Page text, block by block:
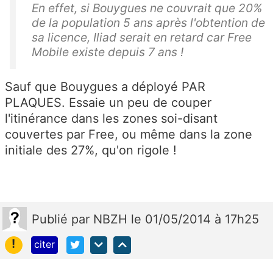
En effet, si Bouygues ne couvrait que 20%
de la population 5 ans après l'obtention de
sa licence, Iliad serait en retard car Free
Mobile existe depuis 7 ans !
Sauf que Bouygues a déployé PAR
PLAQUES. Essaie un peu de couper
l'itinérance dans les zones soi-disant
couvertes par Free, ou même dans la zone
initiale des 27%, qu'on rigole !
Publié par NBZH le 01/05/2014 à 17h25
!
citer